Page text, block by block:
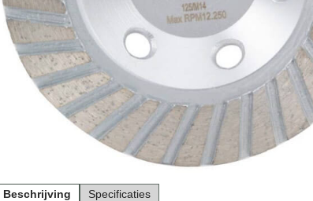
Beschrijving Specificaties